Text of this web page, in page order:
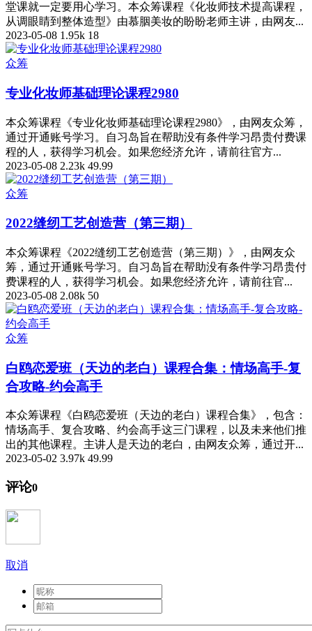
堂课就一定要用心学习。本众筹课程《化妆师技术提高课程，
从调眼睛到整体造型》由慕胭美妆的盼盼老师主讲，由网友...
2023-05-08 1.95k 18
众筹
专业化妆师基础理论课程2980
本众筹课程《专业化妆师基础理论课程2980》，由网友众筹，
通过开通账号学习。自习岛旨在帮助没有条件学习昂贵付费课
程的人，获得学习机会。如果您经济允许，请前往官方...
2023-05-08 2.23k 49.99
众筹
2022缝纫工艺创造营（第三期）
本众筹课程《2022缝纫工艺创造营（第三期）》，由网友众
筹，通过开通账号学习。自习岛旨在帮助没有条件学习昂贵付
费课程的人，获得学习机会。如果您经济允许，请前往官...
2023-05-08 2.08k 50
众筹
白鸥恋爱班（天边的老白）课程合集：情场高手-复
合攻略-约会高手
本众筹课程《白鸥恋爱班（天边的老白）课程合集》，包含：
情场高手、复合攻略、约会高手这三门课程，以及未来他们推
出的其他课程。主讲人是天边的老白，由网友众筹，通过开...
2023-05-02 3.97k 49.99
评论0
取消